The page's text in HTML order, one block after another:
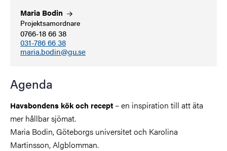
Maria Bodin
Projektsamordnare
0766-18 66 38
031-786 66 38
maria.bodin@gu.se
Agenda
Havsbondens kök och recept – en inspiration till att äta
mer hållbar sjömat.
Maria Bodin, Göteborgs universitet och Karolina
Martinsson, Algblomman.